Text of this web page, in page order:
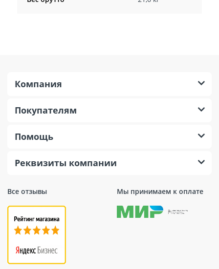
Все отзывы Мы принимаем к оплате
Компания
Покупателям
Помощь
Реквизиты компании